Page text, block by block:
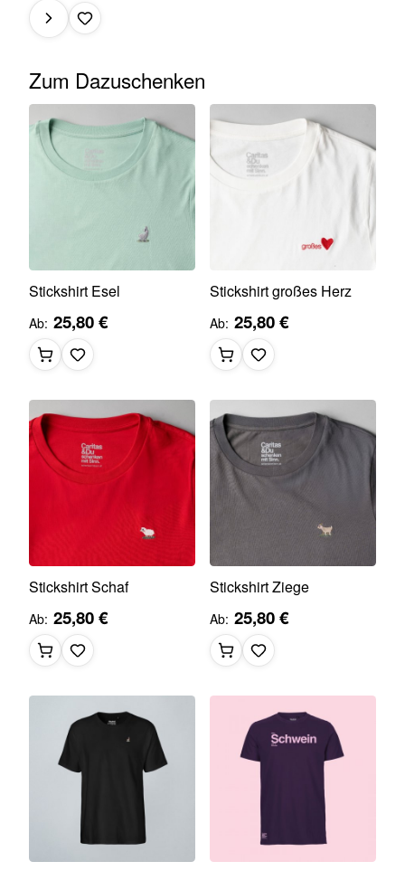
Zum Dazuschenken
Stickshirt Esel
Ab 25,80 €
Stickshirt großes Herz
Ab 25,80 €
Stickshirt Schaf
Ab 25,80 €
Stickshirt Ziege
Ab 25,80 €